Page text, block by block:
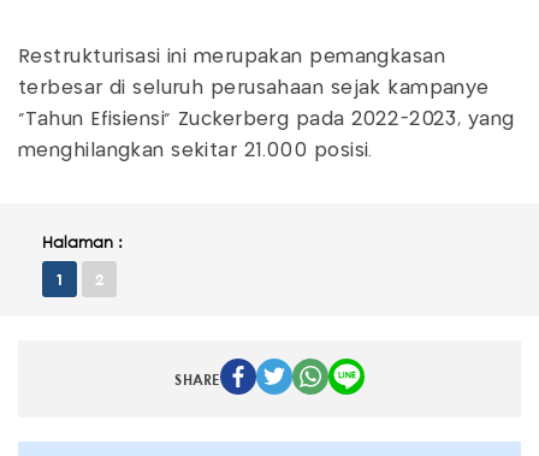
Restrukturisasi ini merupakan pemangkasan
terbesar di seluruh perusahaan sejak kampanye
"Tahun Efisiensi" Zuckerberg pada 2022-2023, yang
menghilangkan sekitar 21.000 posisi.
Halaman :
1 2
SHARE